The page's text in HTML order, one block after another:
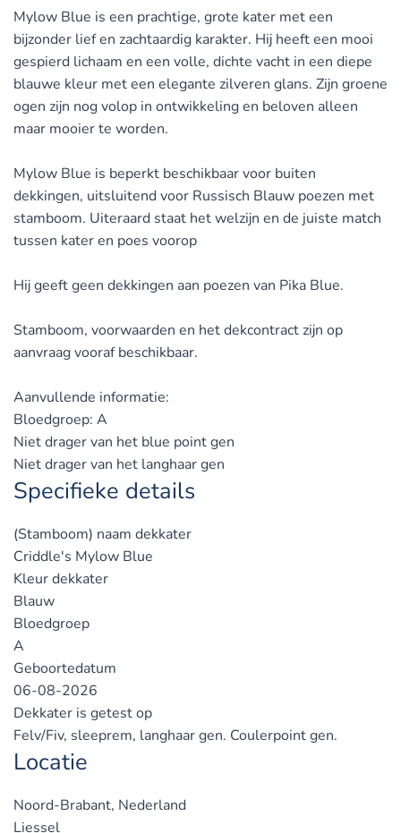
Mylow Blue is een prachtige, grote kater met een
bijzonder lief en zachtaardig karakter. Hij heeft een mooi
gespierd lichaam en een volle, dichte vacht in een diepe
blauwe kleur met een elegante zilveren glans. Zijn groene
ogen zijn nog volop in ontwikkeling en beloven alleen
maar mooier te worden.
Mylow Blue is beperkt beschikbaar voor buiten
dekkingen, uitsluitend voor Russisch Blauw poezen met
stamboom. Uiteraard staat het welzijn en de juiste match
tussen kater en poes voorop
Hij geeft geen dekkingen aan poezen van Pika Blue.
Stamboom, voorwaarden en het dekcontract zijn op
aanvraag vooraf beschikbaar.
Aanvullende informatie:
Bloedgroep: A
Niet drager van het blue point gen
Niet drager van het langhaar gen
Specifieke details
(Stamboom) naam dekkater
Criddle's Mylow Blue
Kleur dekkater
Blauw
Bloedgroep
A
Geboortedatum
06-08-2026
Dekkater is getest op
Felv/Fiv, sleeprem, langhaar gen. Coulerpoint gen.
Locatie
Noord-Brabant, Nederland
Liessel